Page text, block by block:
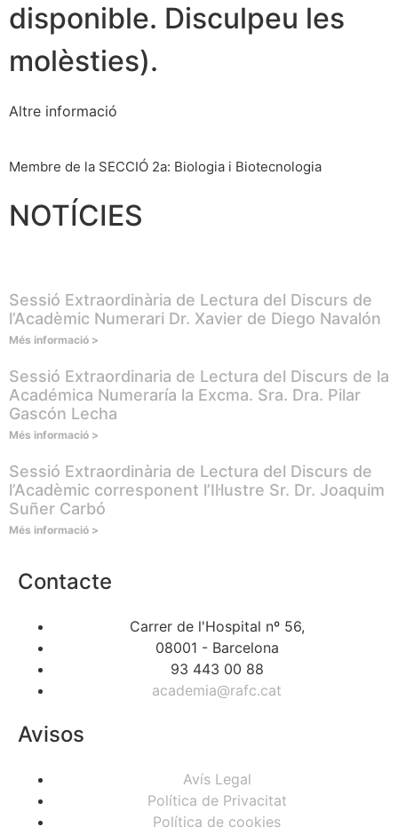
disponible. Disculpeu les
molèsties).
Altre informació
Membre de la SECCIÓ 2a: Biologia i Biotecnologia
NOTÍCIES
Sessió Extraordinària de Lectura del Discurs de
l’Acadèmic Numerari Dr. Xavier de Diego Navalón
Més informació >
Sessió Extraordinaria de Lectura del Discurs de la
Académica Numeraría la Excma. Sra. Dra. Pilar
Gascón Lecha
Més informació >
Sessió Extraordinària de Lectura del Discurs de
l’Acadèmic corresponent l’Il·lustre Sr. Dr. Joaquim
Suñer Carbó
Més informació >
Contacte
Carrer de l'Hospital nº 56,
08001 - Barcelona
93 443 00 88
academia@rafc.cat
Avisos
Avís Legal
Política de Privacitat
Política de cookies